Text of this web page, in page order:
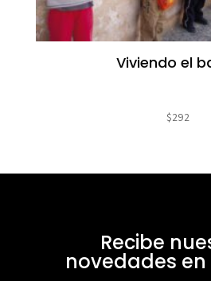
Viviendo el
$292
Recibe
novedades